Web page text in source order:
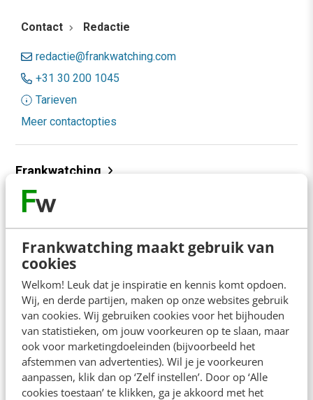
Frankwatching maakt gebruik van
cookies
Welkom! Leuk dat je inspiratie en kennis komt opdoen.
Wij, en derde partijen, maken op onze websites gebruik
van cookies. Wij gebruiken cookies voor het bijhouden
van statistieken, om jouw voorkeuren op te slaan, maar
ook voor marketingdoeleinden (bijvoorbeeld het
afstemmen van advertenties). Wil je je voorkeuren
aanpassen, klik dan op ‘Zelf instellen’. Door op ‘Alle
cookies toestaan’ te klikken, ga je akkoord met het
Contact Redactie
redactie@frankwatching.com
+31 30 200 1045
Tarieven
Meer contactopties
Frankwatching
Adverteren
Nieuwsbrieven
Ons team
Werken bij
Whitepapers
Blog